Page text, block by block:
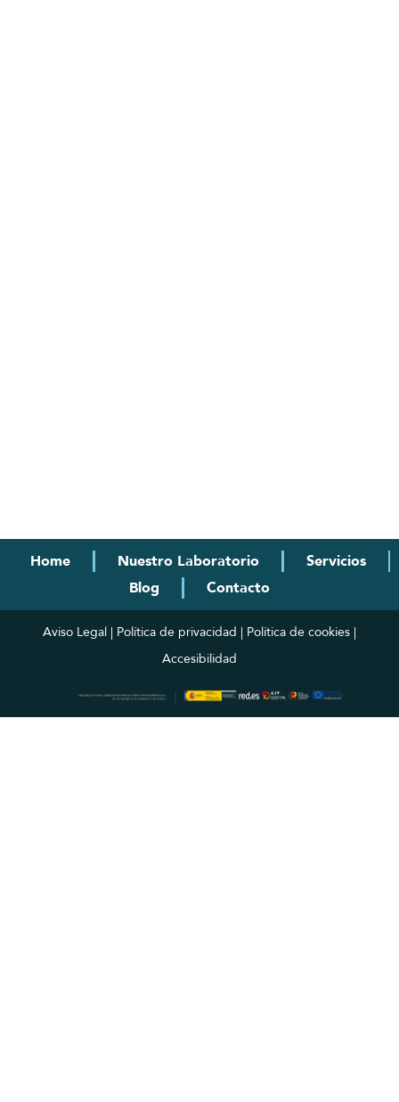
Home Nuestro Laboratorio
Servicios
Blog
Contacto
Aviso Legal | Política de privacidad | Política de cookies |
Accesibilidad